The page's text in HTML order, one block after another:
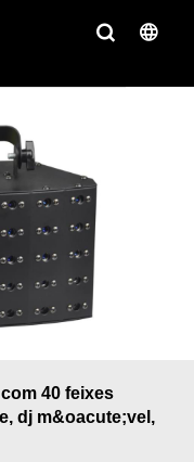
40 feixes
dj m&oacute;vel,